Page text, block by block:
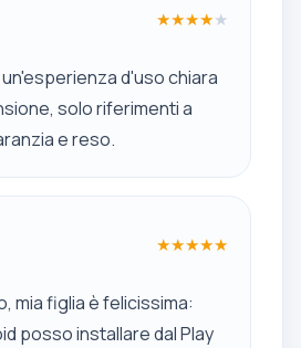
★★★★★
d'uso chiara
solo riferimenti a
e reso.
★★★★★
mia figlia è felicissima:
posso installare dal Play